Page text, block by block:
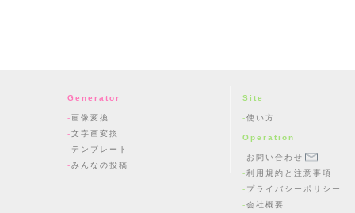
Generator
画像変換
文字画変換
テンプレート
みんなの投稿
Site
使い方
Operation
お問い合わせ
利用規約と注意事項
プライバシーポリシー
会社概要